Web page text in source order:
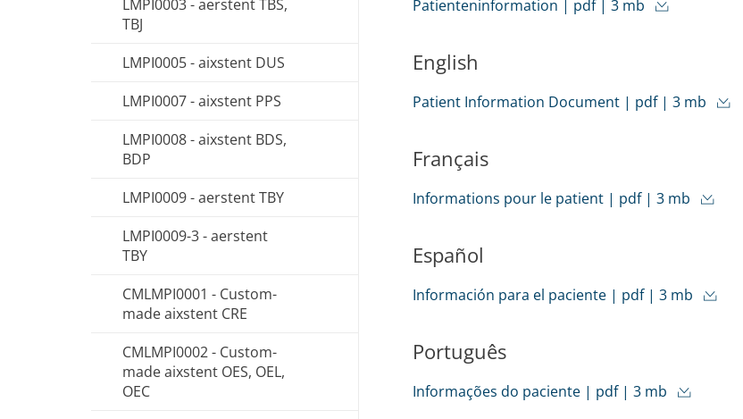
LMPI0003 - aerstent TBS,
TBJ
LMPI0005 - aixstent DUS
LMPI0007 - aixstent PPS
LMPI0008 - aixstent BDS,
BDP
LMPI0009 - aerstent TBY
LMPI0009-3 - aerstent
TBY
CMLMPI0001 - Custom-
made aixstent CRE
CMLMPI0002 - Custom-
made aixstent OES, OEL,
OEC
Patienteninformation | pdf | 3 mb
English
Patient Information Document | pdf | 3 mb
Français
Informations pour le patient | pdf | 3 mb
Español
Información para el paciente | pdf | 3 mb
Português
Informações do paciente | pdf | 3 mb